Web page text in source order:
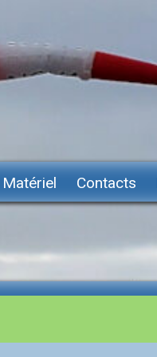
Matériel Contacts